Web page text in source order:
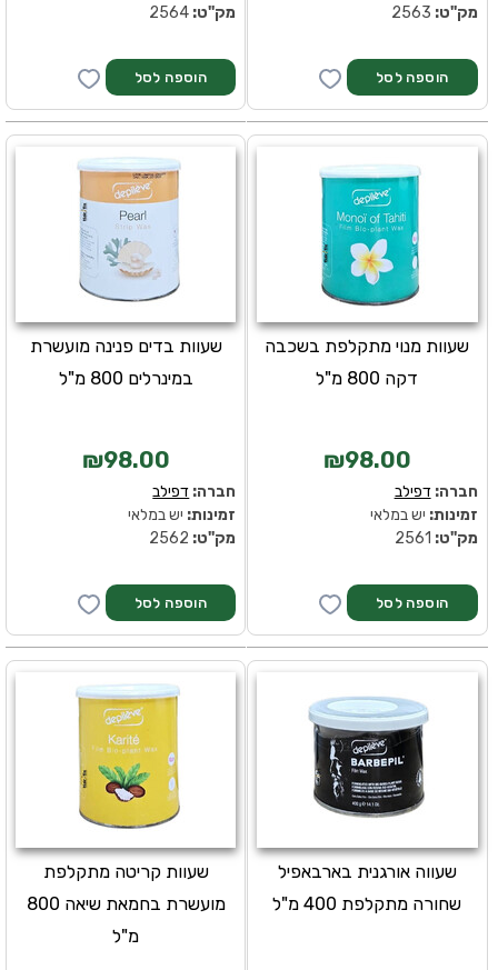
מק''ט:
מק''ט:
שעוות בדים פנינה מועשרת
במינרלים 800 מ"ל
₪98.00
חברה: דפילב
זמינות: יש במלאי
מק''ט:
שעוות מנוי מתקלפת בשכבה
דקה 800 מ"ל
₪98.00
חברה:דפילב
זמינות: יש במלאי
מק''ט:
שעוות קריטה מתקלפת
מועשרת בחמאת שיאה 800
מ"ל
שעווה אורגנית בארבאפיל
שחורה מתקלפת 400 מ"ל